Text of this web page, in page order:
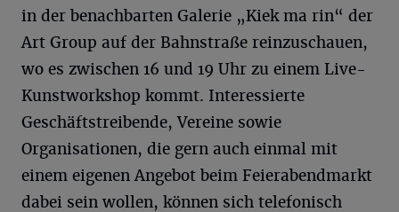
in der benachbarten Galerie „Kiek ma rin“ der
Art Group auf der Bahnstraße reinzuschauen,
wo es zwischen 16 und 19 Uhr zu einem Live-
Kunstworkshop kommt. Interessierte
Geschäftstreibende, Vereine sowie
Organisationen, die gern auch einmal mit
einem eigenen Angebot beim Feierabendmarkt
dabei sein wollen, können sich telefonisch